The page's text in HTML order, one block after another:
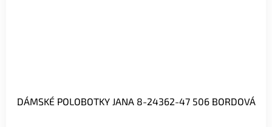
DÁMSKÉ POLOBOTKY JANA 8-24362-47 506 BORDOVÁ